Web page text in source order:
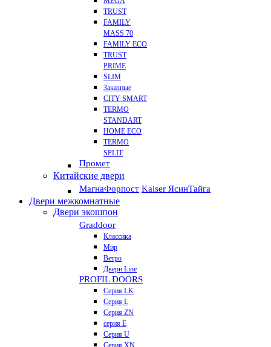
TRUST
FAMILY
MASS 70
FAMILY ECO
TRUST
PRIME
SLIM
Заказные
CITY SMART
TERMO
STANDART
HOME ECO
ТЕRМО
SPLIT
Промет
Китайские двери
МагнаФорпост Kaiser ЯсинТайга
Двери межкомнатные
Двери экошпон
Graddoor
Классика
Мир
Ветро
Двери Line
PROFIL DOORS
Серия LK
Серия L
Серия ZN
серия E
Серия U
Серия XN